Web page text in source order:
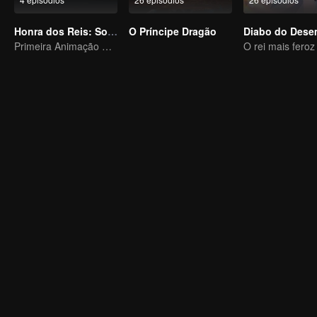
Honra dos Reis: Sonho Eterno
Primeira Animação Oficial de Honra dos Reis
O Príncipe Dragão